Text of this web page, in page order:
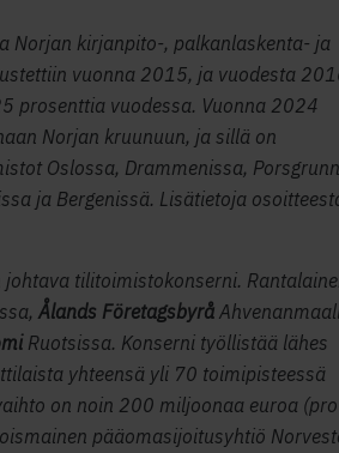
Norjan kirjanpito-, palkanlaskenta- ja
vuonna 2015, ja vuodesta
prosenttia vuodessa. Vuonna 2024
Norjan kruunuun, ja sillä on
Oslossa, Drammenissa,
ja Bergenissä. Lisätietoja
johtava tilitoimistokonserni.
Ålands Företagsbyrå
Ruotsissa. Konserni työllistää lähes
yhteensä yli 70 toimipisteessä
on noin 200 miljoonaa euroa (pro
pääomasijoitusyhtiö